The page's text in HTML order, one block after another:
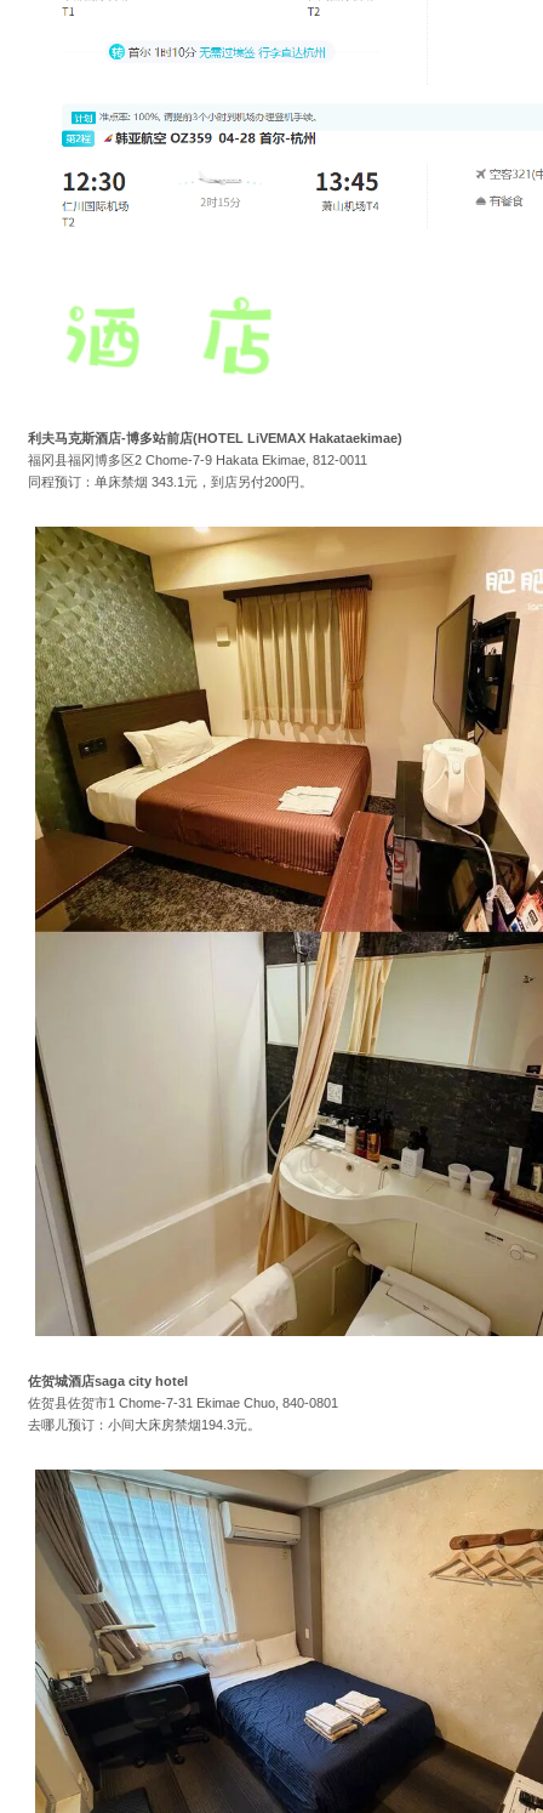
利夫马克斯酒店-博多站前店(HOTEL LiVEMAX Hakataekimae)
福冈县福冈博多区2 Chome-7-9 Hakata Ekimae, 812-0011
同程预订：单床禁烟 343.1元，到店另付200円。
佐贺城酒店saga city hotel
佐贺县佐贺市1 Chome-7-31 Ekimae Chuo, 840-0801
去哪儿预订：小间大床房禁烟194.3元。